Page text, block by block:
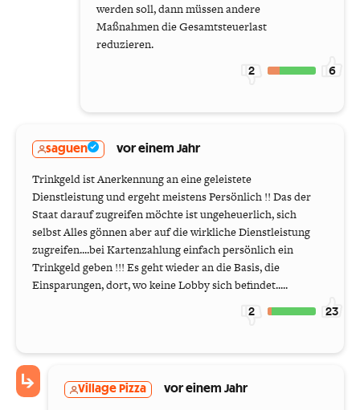
werden soll, dann müssen andere
Maßnahmen die Gesamtsteuerlast
reduzieren.
2 6
saguen vor einem Jahr
Trinkgeld ist Anerkennung an eine geleistete
Dienstleistung und ergeht meistens Persönlich !! Das der
Staat darauf zugreifen möchte ist ungeheuerlich, sich
selbst Alles gönnen aber auf die wirkliche Dienstleistung
zugreifen....bei Kartenzahlung einfach persönlich ein
Trinkgeld geben !!! Es geht wieder an die Basis, die
Einsparungen, dort, wo keine Lobby sich befindet.....
2 23
Village Pizza vor einem Jahr